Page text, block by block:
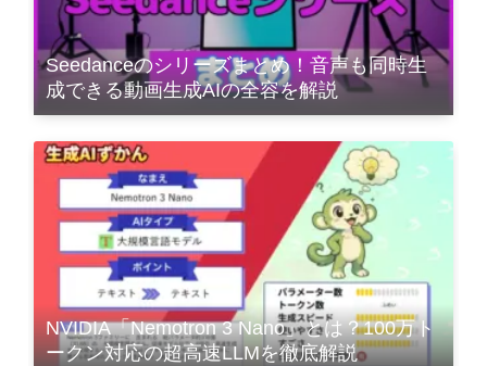
Seedanceのシリーズまとめ！音声も同時生
成できる動画生成AIの全容を解説
NVIDIA「Nemotron 3 Nano」とは？100万ト
ークン対応の超高速LLMを徹底解説